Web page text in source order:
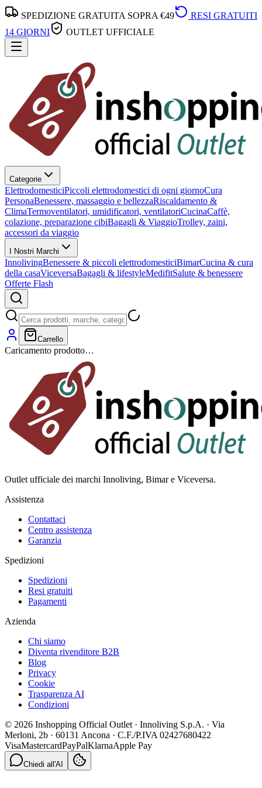
SPEDIZIONE GRATUITA SOPRA €49
RESI GRATUITI
14 GIORNI
OUTLET UFFICIALE
Categorie
ElettrodomesticiPiccoli elettrodomestici di ogni giornoCura
PersonaBenessere, massaggio e bellezzaRiscaldamento &
ClimaTermoventilatori, umidificatori, ventilatoriCucinaCaffè,
colazione, preparazione cibiBagagli & ViaggioTrolley, zaini,
accessori da viaggio
I Nostri Marchi
InnolivingBenessere & piccoli elettrodomesticiBimarCucina & cura
della casaViceversaBagagli & lifestyleMedifitSalute & benessere
Offerte Flash
Carrello
Caricamento prodotto…
Outlet ufficiale dei marchi Innoliving, Bimar e Viceversa.
Assistenza
Contattaci
Centro assistenza
Garanzia
Spedizioni
Spedizioni
Resi gratuiti
Pagamenti
Azienda
Chi siamo
Diventa rivenditore B2B
Blog
Privacy
Cookie
Trasparenza AI
Condizioni
© 2026 Inshopping Official Outlet · Innoliving S.p.A. · Via
Merloni, 2b · 60131 Ancona · C.F./P.IVA 02427680422
VisaMastercardPayPalKlarnaApple Pay
Chiedi all'AI